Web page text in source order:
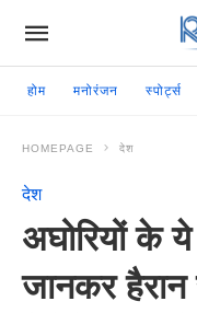
होम मनोरंजन स्पोर्ट्स
HOMEPAGE देश
देश
अघोरियों के
जानकर